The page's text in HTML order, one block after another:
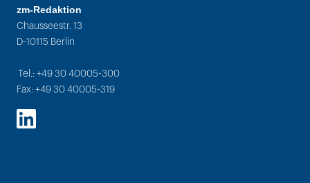
zm-Redaktion
Chausseestr. 13
D-10115 Berlin
Tel.: +49 30 40005-300
Fax: +49 30 40005-319
LinkedIn